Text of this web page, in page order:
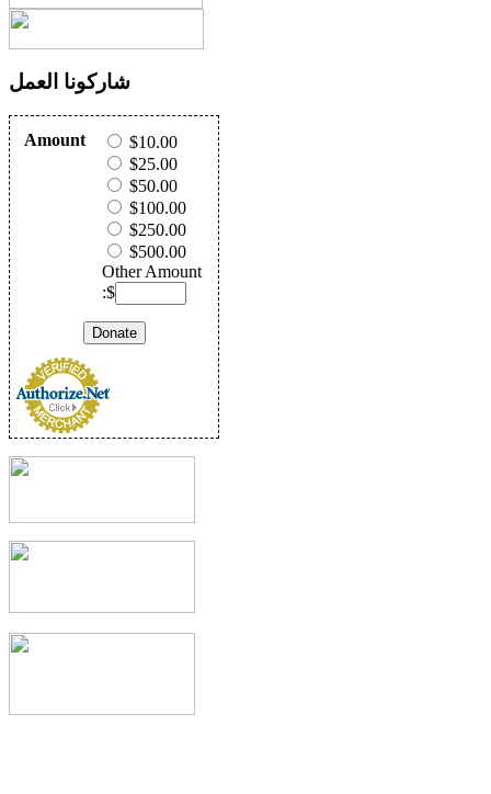
شاركونا العمل
Amount
$10.00
$25.00
$50.00
$100.00
$250.00
$500.00
Other Amount
:$